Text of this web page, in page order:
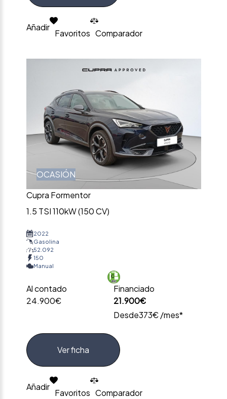
Añadir
Favoritos Comparador
OCASIÓN
Cupra Formentor
1.5 TSI 110kW (150 CV)
2022
Gasolina
52.092
150
Manual
Al contado
24.900€
Financiado
21.900€
Desde373€ /mes*
Ver ficha
Añadir
Favoritos Comparador